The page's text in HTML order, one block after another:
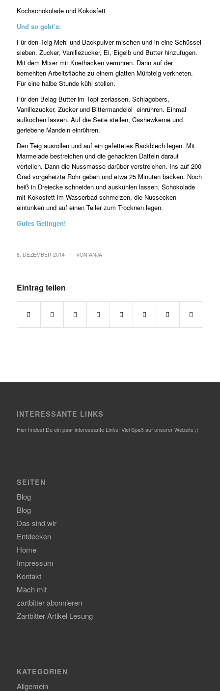
Kochschokolade und Kokosfett
Und so geht’s:
Für den Teig Mehl und Backpulver mischen und in eine Schüssel
sieben. Zucker, Vanillezucker, Ei, Eigelb und Butter hinzufügen.
Mit dem Mixer mit Knethacken verrühren. Dann auf der
bemehlten Arbeitsfläche zu einem glatten Mürbteig verkneten.
Für eine halbe Stunde kühl stellen.
Für den Belag Butter im Topf zerlassen, Schlagobers,
Vanillezucker, Zucker und Bittermandelöl einrühren. Einmal
aufkochen lassen. Auf die Seite stellen, Cashewkerne und
geriebene Mandeln einrühren.
Den Teig ausrollen und auf ein gefettetes Backblech legen. Mit
Marmelade bestreichen und die gehackten Datteln darauf
verteilen. Dann die Nussmasse darüber verstreichen. Ins auf 200
Grad vorgeheizte Rohr geben und etwa 25 Minuten backen. Noch
heiß in Dreiecke schneiden und auskühlen lassen. Schokolade
mit Kokosfett im Wasserbad schmelzen, die Nussecken
eintunken und auf einen Teller zum Trocknen legen.
Gutes Gelingen!
8. DEZEMBER 2014 VON ANJA
Eintrag teilen
INTERESSANTE LINKS
Hier findest Du ein paar interessante Links! Viel Spaß auf unserer Website :)
SEITEN
Blog
Blog
Das sind wir
Entdecken
Home
Impressum
Kontakt
Mach mit
zartbitter abonnieren
Zartbitter Artikel Lesung
KATEGORIEN
Allgemein